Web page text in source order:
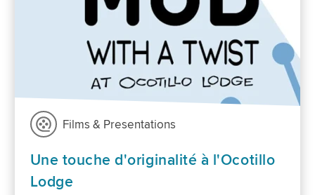
Films & Presentations
Une touche d'originalité à l'Ocotillo
Lodge